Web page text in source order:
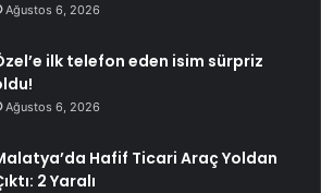
Ağustos 6, 2026
ilk telefon eden isim sürpriz
Ağustos 6, 2026
Hafif Ticari Araç Yoldan
2 Yaralı